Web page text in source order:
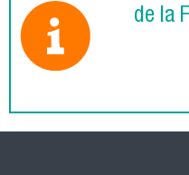
de la